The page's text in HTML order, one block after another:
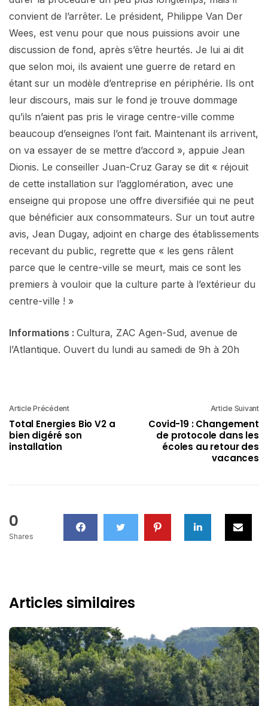
convient de l’arrêter. Le président, Philippe Van Der
Wees, est venu pour que nous puissions avoir une
discussion de fond, après s’être heurtés. Je lui ai dit
que selon moi, ils avaient une guerre de retard en
étant sur un modèle d’entreprise en périphérie. Ils ont
leur discours, mais sur le fond je trouve dommage
qu’ils n’aient pas pris le virage centre-ville comme
beaucoup d’enseignes l’ont fait. Maintenant ils arrivent,
on va essayer de se mettre d’accord », appuie Jean
Dionis. Le conseiller Juan-Cruz Garay se dit « réjouit
de cette installation sur l’agglomération, avec une
enseigne qui propose une offre diversifiée qui ne peut
que bénéficier aux consommateurs. Sur un tout autre
avis, Jean Dugay, adjoint en charge des établissements
recevant du public, regrette que « les gens râlent
parce que le centre-ville se meurt, mais ce sont les
premiers à vouloir que la culture parte à l’extérieur du
centre-ville ! »
Informations : Cultura, ZAC Agen-Sud, avenue de
l’Atlantique. Ouvert du lundi au samedi de 9h à 20h
Article Précédent
Total Energies Bio V2 a
bien digéré son
installation
Article Suivant
Covid-19 : Changement
de protocole dans les
écoles au retour des
vacances
0
Shares
Articles similaires